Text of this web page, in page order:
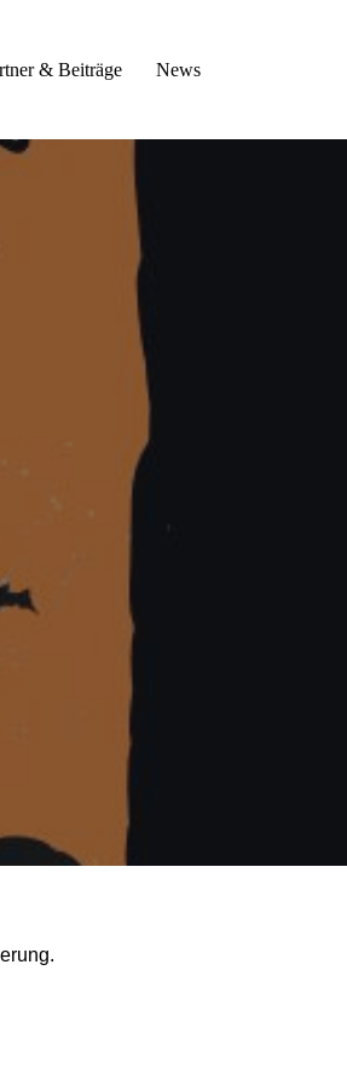
& Beiträge News